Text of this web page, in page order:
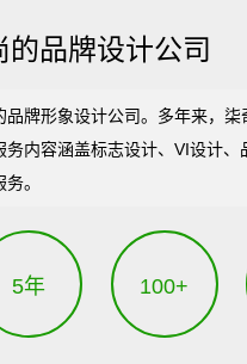
品牌设计公司
品牌形象设计公司。多年来，
务内容涵盖标志设计、VI设计
。
5年 100+